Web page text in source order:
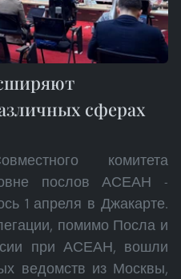
сферах
комитета
послов АСЕАН -
1 апреля в Джакарте.
помимо Посла и
при АСЕАН, вошли
ведомств из Москвы,